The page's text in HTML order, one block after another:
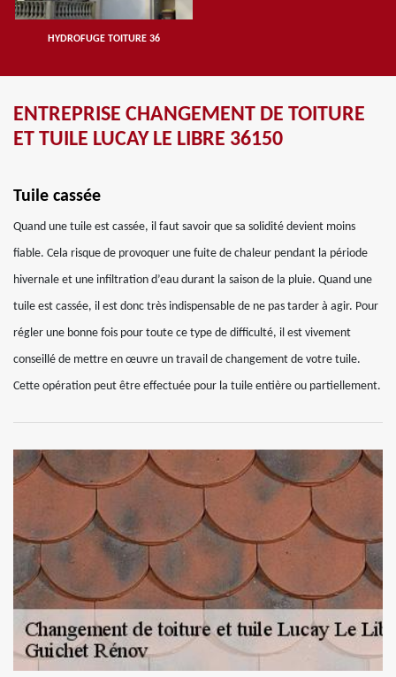
HYDROFUGE TOITURE 36
ENTREPRISE CHANGEMENT DE TOITURE
ET TUILE LUCAY LE LIBRE 36150
Tuile cassée
Quand une tuile est cassée, il faut savoir que sa solidité devient moins
fiable. Cela risque de provoquer une fuite de chaleur pendant la période
hivernale et une infiltration d’eau durant la saison de la pluie. Quand une
tuile est cassée, il est donc très indispensable de ne pas tarder à agir. Pour
régler une bonne fois pour toute ce type de difficulté, il est vivement
conseillé de mettre en œuvre un travail de changement de votre tuile.
Cette opération peut être effectuée pour la tuile entière ou partiellement.